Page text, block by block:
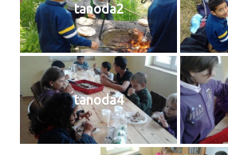
tanoda2
tanoda4